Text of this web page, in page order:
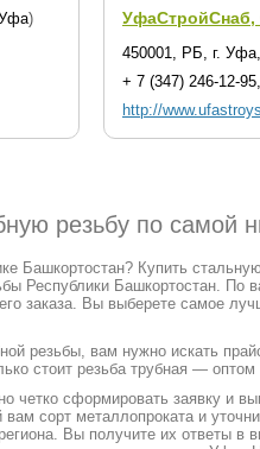
450001, РБ, г.
+ 7 (347) 246-12-
http://
резьбу по самой
Башкортостан? Купить
Республики Башкортостан.
заказа. Вы выберете самое
резьбы, вам нужно искать
стоит резьба трубная — оптом
сформировать заявку и
сорт металлопроката и
Вы получите их ответы